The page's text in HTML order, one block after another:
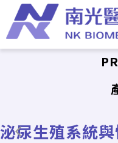
泌尿生殖系統